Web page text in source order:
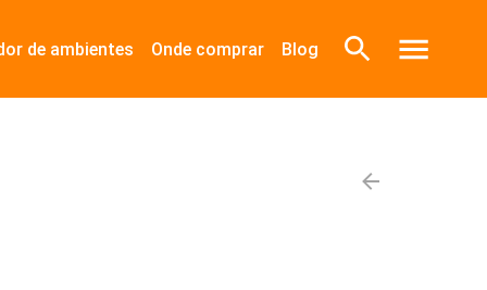
de ambientes Onde comprar Blog